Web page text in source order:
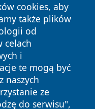
cookies, aby
także plików
od
celach
i
te mogą być
naszych
ze
do serwisu",
prawa
Polityka
Cookies